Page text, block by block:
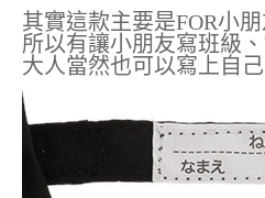
其實這款主要是FOR小朋
所以有讓小朋友寫班級
大人當然也可以寫上自